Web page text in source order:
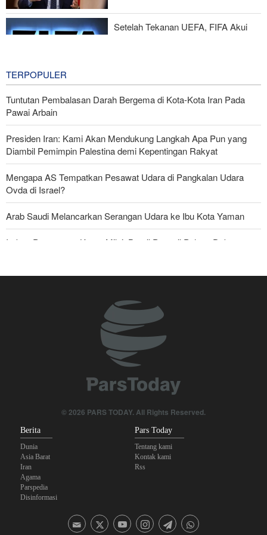
Yedioth Ahronoth: 170 Ribu Ajukan Terapi Jiwa, 66 Kasus Bunuh
Diri
Setelah Tekanan UEFA, FIFA Akui
TERPOPULER
Tuntutan Pembalasan Darah Bergema di Kota-Kota Iran Pada
Pawai Arbain
Presiden Iran: Kami Akan Mendukung Langkah Apa Pun yang
Diambil Pemimpin Palestina demi Kepentingan Rakyat
Mengapa AS Tempatkan Pesawat Udara di Pangkalan Udara
Ovda di Israel?
Arab Saudi Melancarkan Serangan Udara ke Ibu Kota Yaman
Imbas Pernyataan Kasar Milei; Brasil Panggil Pulang Dubes
Militer Yaman Serang Kapal Tanker Minyak Saudi
Tiga Tujuan AS di Balik Eskalasi, dan Mengapa Iran Tetap
Legislator Iran: AS Akan Segera Diusir dari Kawasan dan Semua
© 2026 PARS TODAY. All Rights Reserved.
Berita
Dunia
Asia Barat
Iran
Agama
Parspedia
Disinformasi
Pars Today
Tentang kami
Kontak kami
Rss